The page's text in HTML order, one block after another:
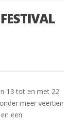
13 tot en met 22
meer veertien
een